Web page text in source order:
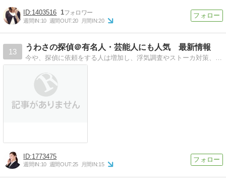
1403516 1
週間IN:10 週間OUT:20 月間IN:20
13
うわさの探偵＠有名人・芸能人にも人気 最新情報
1773475
週間IN:10 週間OUT:25 月間IN:15